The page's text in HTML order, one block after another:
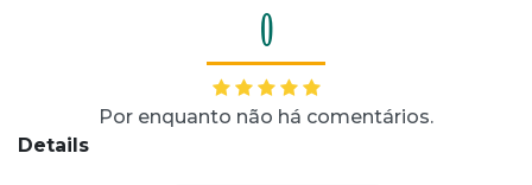
0
Por enquanto não há comentários.
Details